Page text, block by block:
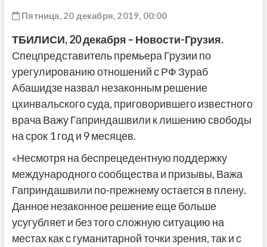
Пятница, 20 декабря, 2019, 00:00
ТБИЛИСИ, 20 декабря – Новости-Грузия.
Спецпредставитель премьера Грузии по
урегулированию отношений с РФ Зураб
Абашидзе назвал незаконным решение
цхинвальского суда, приговорившего известного
врача Важу Гаприндашвили к лишению свободы
на срок 1 год и 9 месяцев.
«Несмотря на беспрецедентную поддержку
международного сообщества и призывы, Важа
Гаприндашвили по-прежнему остается в плену.
Данное незаконное решение еще больше
усугубляет и без того сложную ситуацию на
местах как с гуманитарной точки зрения, так и с